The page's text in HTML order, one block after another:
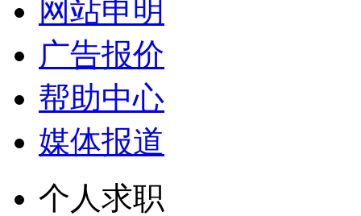
网站申明
广告报价
帮助中心
媒体报道
个人求职